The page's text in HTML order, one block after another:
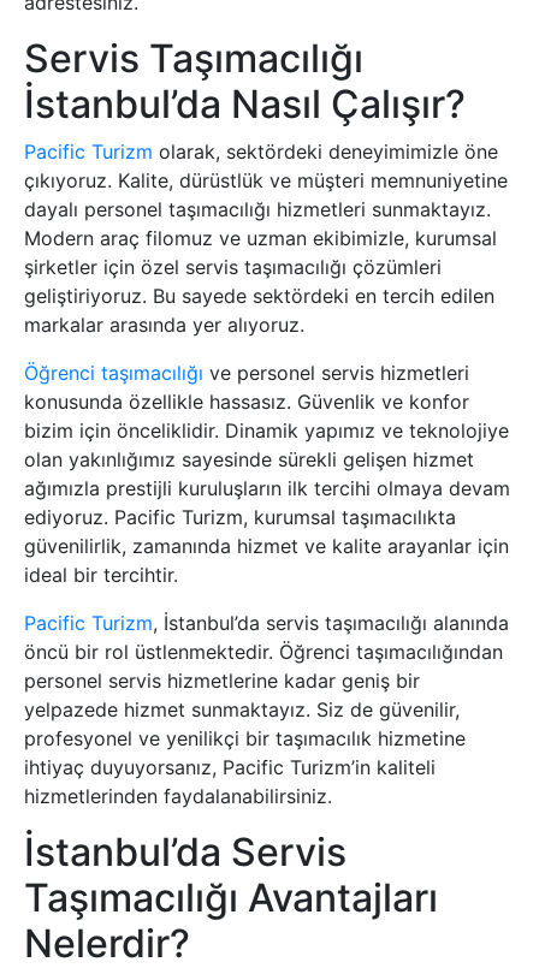
Servis Taşımacılığı
İstanbul’da Nasıl Çalışır?
Pacific Turizm olarak, sektördeki deneyimimizle öne
çıkıyoruz. Kalite, dürüstlük ve müşteri memnuniyetine
dayalı personel taşımacılığı hizmetleri sunmaktayız.
Modern araç filomuz ve uzman ekibimizle, kurumsal
şirketler için özel servis taşımacılığı çözümleri
geliştiriyoruz. Bu sayede sektördeki en tercih edilen
markalar arasında yer alıyoruz.
Öğrenci taşımacılığı ve personel servis hizmetleri
konusunda özellikle hassasız. Güvenlik ve konfor
bizim için önceliklidir. Dinamik yapımız ve teknolojiye
olan yakınlığımız sayesinde sürekli gelişen hizmet
ağımızla prestijli kuruluşların ilk tercihi olmaya devam
ediyoruz. Pacific Turizm, kurumsal taşımacılıkta
güvenilirlik, zamanında hizmet ve kalite arayanlar için
ideal bir tercihtir.
Pacific Turizm, İstanbul’da servis taşımacılığı alanında
öncü bir rol üstlenmektedir. Öğrenci taşımacılığından
personel servis hizmetlerine kadar geniş bir
yelpazede hizmet sunmaktayız. Siz de güvenilir,
profesyonel ve yenilikçi bir taşımacılık hizmetine
ihtiyaç duyuyorsanız, Pacific Turizm’in kaliteli
hizmetlerinden faydalanabilirsiniz.
İstanbul’da Servis
Taşımacılığı Avantajları
Nelerdir?